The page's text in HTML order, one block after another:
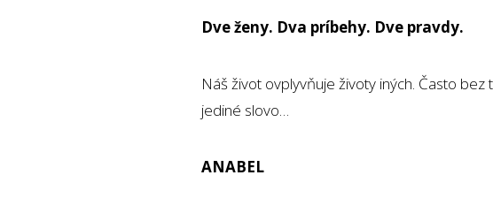
Dve ženy. Dva príbehy. Dve pravdy.
Náš život ovplyvňuje životy iných. Často
jediné slovo…
ANABEL